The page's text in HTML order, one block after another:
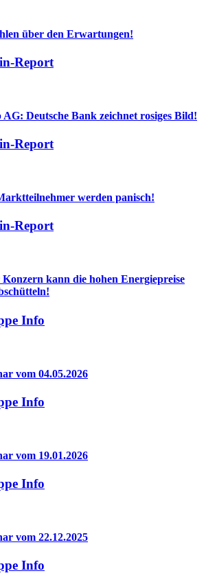
über den Erwartungen!
Report
Deutsche Bank zeichnet rosiges Bild!
Report
werden panisch!
Report
kann die hohen Energiepreise
Info
vom 04.05.2026
Info
vom 19.01.2026
Info
vom 22.12.2025
Info